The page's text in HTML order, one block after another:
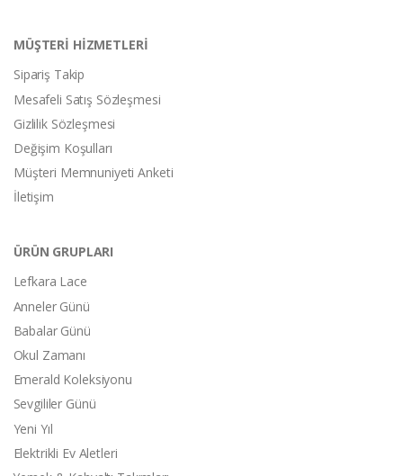
MÜŞTERİ HİZMETLERİ
Sipariş Takip
Mesafeli Satış Sözleşmesi
Gizlilik Sözleşmesi
Değişim Koşulları
Müşteri Memnuniyeti Anketi
İletişim
ÜRÜN GRUPLARI
Lefkara Lace
Anneler Günü
Babalar Günü
Okul Zamanı
Emerald Koleksiyonu
Sevgililer Günü
Yeni Yıl
Elektrikli Ev Aletleri